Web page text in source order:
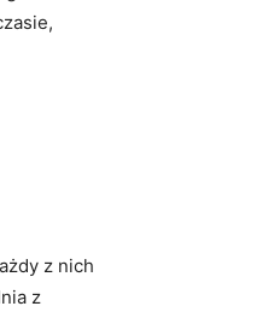
z ‌nich
z